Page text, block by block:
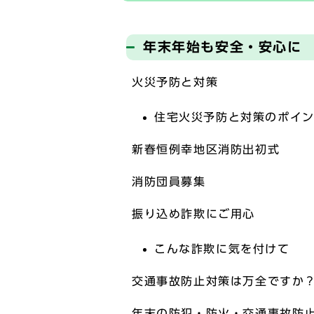
年末年始も安全・安心に
火災予防と対策
住宅火災予防と対策のポイ
新春恒例幸地区消防出初式
消防団員募集
振り込め詐欺にご用心
こんな詐欺に気を付けて
交通事故防止対策は万全ですか？